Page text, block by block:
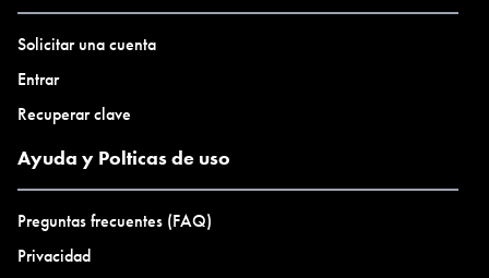
Solicitar una cuenta
Entrar
Recuperar clave
Ayuda y Polticas de uso
Preguntas frecuentes (FAQ)
Privacidad